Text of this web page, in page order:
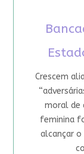
Crescem
moral de
feminina
alcançar o